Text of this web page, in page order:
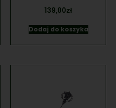
139,00zł
Dodaj do koszyka